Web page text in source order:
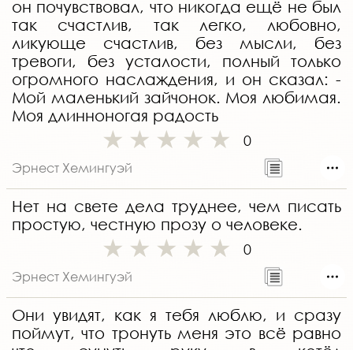
он почувствовал, что никогда ещё не был
так счастлив, так легко, любовно,
ликующе счастлив, без мысли, без
тревоги, без усталости, полный только
огромного наслаждения, и он сказал: -
Мой маленький зайчонок. Моя любимая.
Моя длинноногая радость
0
Эрнест Хемингуэй
Нет на свете дела труднее, чем писать
простую, честную прозу о человеке.
0
Эрнест Хемингуэй
Они увидят, как я тебя люблю, и сразу
поймут, что тронуть меня это всё равно